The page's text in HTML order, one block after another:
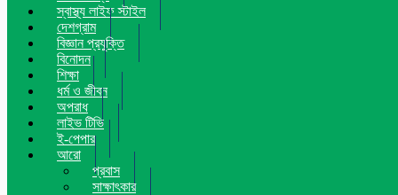
স্বাস্থ্য লাইফ স্টাইল
দেশগ্রাম
বিজ্ঞান প্রযুক্তি
বিনোদন
শিক্ষা
ধর্ম ও জীবন
অপরাধ
লাইভ টিভি
ই-পেপার
আরো
প্রবাস
সাক্ষাৎকার